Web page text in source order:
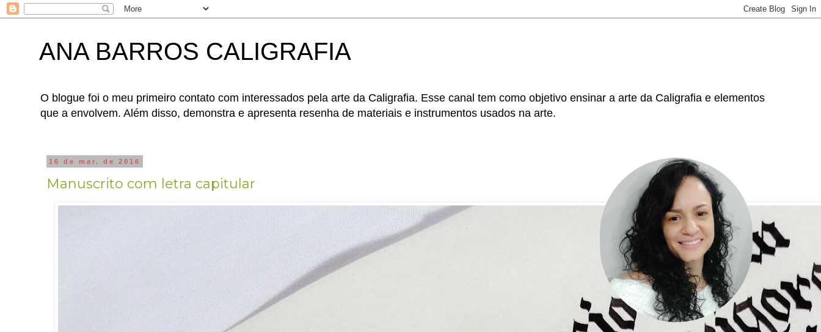
ANA BARROS CALIGRAFIA
O blogue foi o meu primeiro contato com interessados pela arte da Caligrafia. Esse canal tem como objetivo ensinar a arte da Caligrafia e elementos
que a envolvem. Além disso, demonstra e apresenta resenha de materiais e instrumentos usados na arte.
16 de mar. de 2016
Manuscrito com letra capitular